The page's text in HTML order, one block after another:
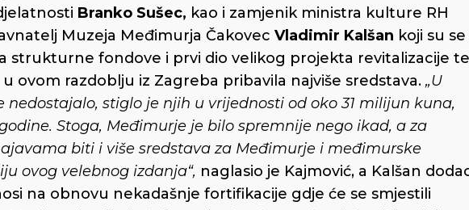
Branko Sušec, kao i zamjenik ministra kulture RH
Muzeja Međimurja Čakovec Vladimir Kalšan koji su se
strukturne fondove i prvi dio velikog projekta revitalizacije te
ovom razdoblju iz Zagreba pribavila najviše sredstava. „U
stiglo je njih u vrijednosti od oko 31 milijun kuna,
Stoga, Međimurje je bilo spremnije nego ikad, a za
biti i više sredstava za Međimurje i međimurske
ovog velebnog izdanja“, naglasio je Kajmović, a Kalšan
na obnovu nekadašnje fortifikacije gdje će se smjestili